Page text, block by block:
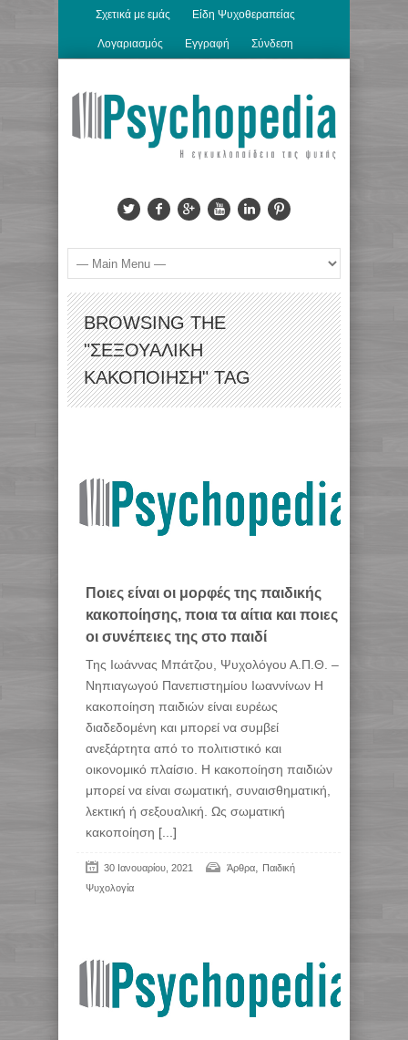
Σχετικά με εμάς Είδη Ψυχοθεραπείας
Λογαριασμός Εγγραφή Σύνδεση
BROWSING THE
"ΣΕΞΟΥΑΛΙΚΉ
ΚΑΚΟΠΟΊΗΣΗ" TAG
Ποιες είναι οι μορφές της παιδικής
κακοποίησης, ποια τα αίτια και ποιες
οι συνέπειες της στο παιδί
Της Ιωάννας Μπάτζου, Ψυχολόγου Α.Π.Θ. –
Νηπιαγωγού Πανεπιστημίου Ιωαννίνων Η
κακοποίηση παιδιών είναι ευρέως
διαδεδομένη και μπορεί να συμβεί
ανεξάρτητα από το πολιτιστικό και
οικονομικό πλαίσιο. Η κακοποίηση παιδιών
μπορεί να είναι σωματική, συναισθηματική,
λεκτική ή σεξουαλική. Ως σωματική
κακοποίηση [...]
30 Ιανουαρίου, 2021 Άρθρα, Παιδική
Ψυχολογία